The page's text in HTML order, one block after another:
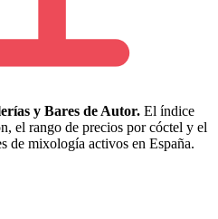
y Bares de Autor. El índice
el rango de precios por cóctel y el
de mixología activos en España.